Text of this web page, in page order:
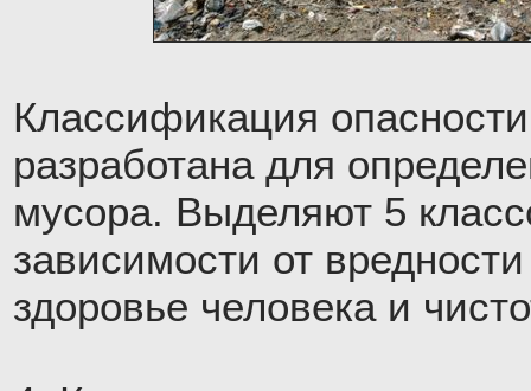
Классификация
разработана для
мусора. Выделяют 5
зависимости от
здоровье человека и